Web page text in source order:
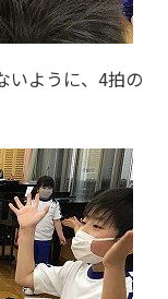
いように、4拍の